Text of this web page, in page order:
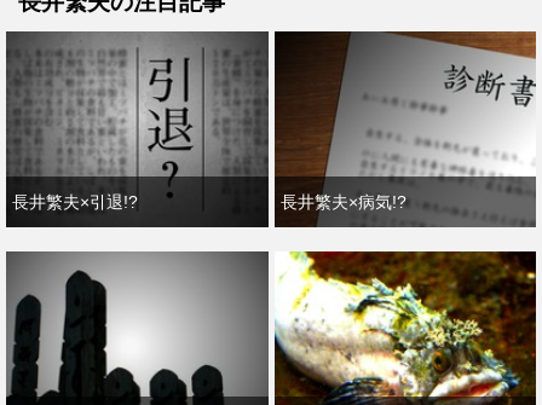
長井繁夫×引退!? 長井繁夫×病気!?